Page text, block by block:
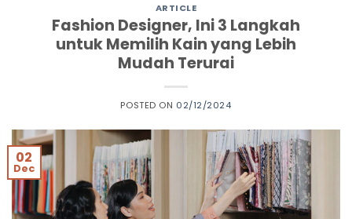
ARTICLE
Fashion Designer, Ini 3 Langkah
untuk Memilih Kain yang Lebih
Mudah Terurai
POSTED ON 02/12/2024
02
Dec